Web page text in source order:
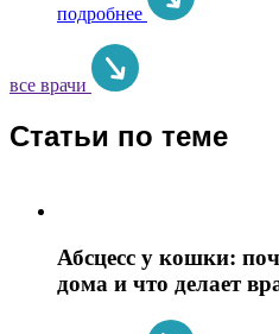
подробнее
все врачи
Статьи по теме
Абсцесс у кошки:
дома и что делает